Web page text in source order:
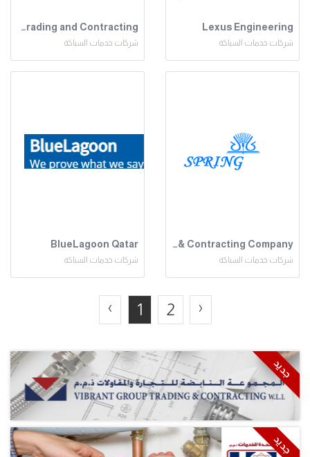
HATCO for Trading and Contracting
شركات خدمات السباكة
Lexus Engineering
شركات خدمات السباكة
BlueLagoon Qatar
شركات خدمات السباكة
SPRING For Maintenance, Services & Contracting Company
شركات خدمات السباكة
‹ 1 2 ›
جديد
جديد